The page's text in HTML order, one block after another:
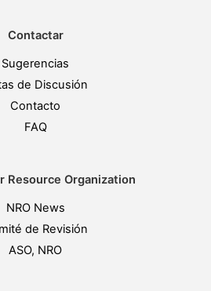
Contactar
Sugerencias
de Discusión
Contacto
FAQ
Resource Organization
NRO News
de Revisión
ASO, NRO